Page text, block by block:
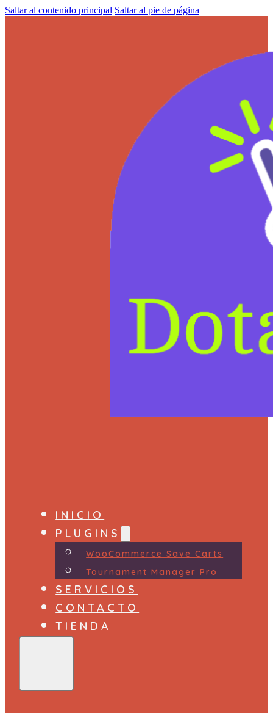
Saltar al contenido principal Saltar al pie de página
INICIO
PLUGINS
WooCommerce Save Carts
Tournament Manager Pro
SERVICIOS
CONTACTO
TIENDA